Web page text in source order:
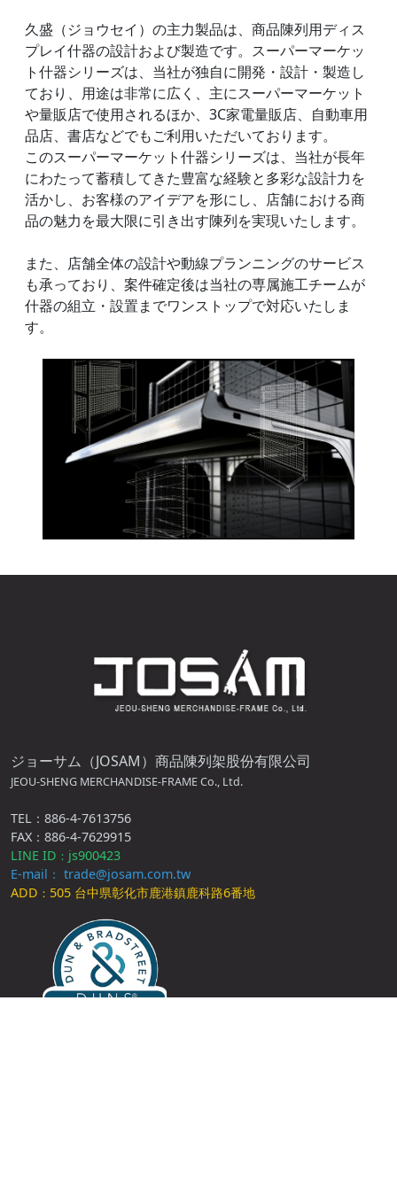
久盛（ジョウセイ）の主力製品は、商品陳列用ディス
プレイ什器の設計および製造です。スーパーマーケッ
ト什器シリーズは、当社が独自に開発・設計・製造し
ており、用途は非常に広く、主にスーパーマーケット
や量販店で使用されるほか、3C家電量販店、自動車用
品店、書店などでもご利用いただいております。
このスーパーマーケット什器シリーズは、当社が長年
にわたって蓄積してきた豊富な経験と多彩な設計力を
活かし、お客様のアイデアを形にし、店舗における商
品の魅力を最大限に引き出す陳列を実現いたします。
また、店舗全体の設計や動線プランニングのサービス
も承っており、案件確定後は当社の専属施工チームが
什器の組立・設置までワンストップで対応いたしま
す。
ジョーサム（JOSAM）商品陳列架股份有限公司
JEOU-SHENG MERCHANDISE-FRAME Co., Ltd.
TEL：886-4-7613756
FAX：886-4-7629915
LINE ID ： js900423
E-mail： trade@josam.com.tw
ADD ： 505 台中県彰化市鹿港鎮鹿科路6番地